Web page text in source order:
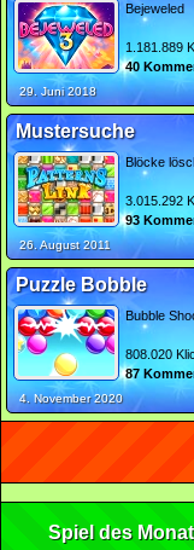
Bejeweled
1.181.889
40
29. Juni 2018
Mustersuche
Blöcke
3.015.292
93
26. August 2011
Puzzle Bobble
Bubble
808.020
87
4. November 2020
Spiel des